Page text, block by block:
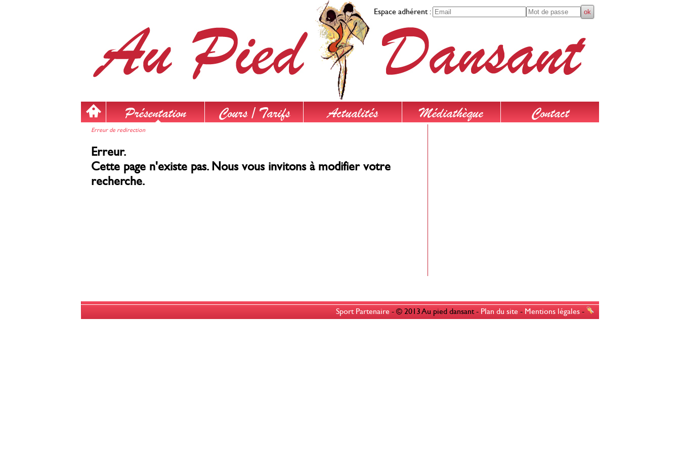
Espace adhérent :
Présentation Cours / Tarifs Actualités Médiathèque Contact
Erreur de redirection
Erreur.
Cette page n'existe pas. Nous vous invitons à modifier votre
recherche.
Sport Partenaire - © 2013 Au pied dansant - Plan du site - Mentions légales -